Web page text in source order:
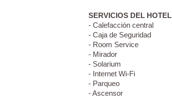
SERVICIOS DEL HOTEL
- Calefacción central
- Caja de Seguridad
- Room Service
- Mirador
- Solarium
- Internet Wi-Fi
- Parqueo
- Ascensor